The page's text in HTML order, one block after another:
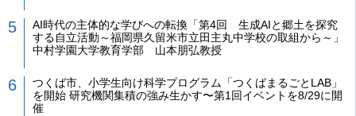
AI時代の主体的な学びへの転換「第4回 生成AIと郷土を探究
する自立活動～福岡県久留米市立田主丸中学校の取組から～」
中村学園大学教育学部 山本朋弘教授
つくば市、小学生向け科学プログラム「つくばまるごとLAB」
を開始 研究機関集積の強み生かす〜第1回イベントを8/29に開
催